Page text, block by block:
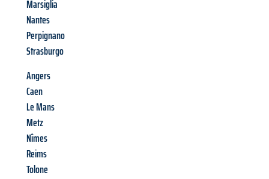
Marsiglia
Nantes
Perpignano
Strasburgo
Angers
Caen
Le Mans
Metz
Nîmes
Reims
Tolone